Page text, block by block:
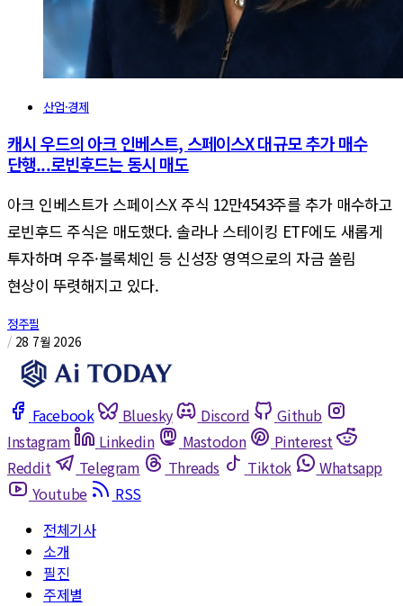
산업·경제
캐시 우드의 아크 인베스트, 스페이스X 대규모 추가 매수
단행...로빈후드는 동시 매도
아크 인베스트가 스페이스X 주식 12만4543주를 추가 매수하고
로빈후드 주식은 매도했다. 솔라나 스테이킹 ETF에도 새롭게
투자하며 우주·블록체인 등 신성장 영역으로의 자금 쏠림
현상이 뚜렷해지고 있다.
정주필
/ 28 7월 2026
Facebook Bluesky Discord
Github
Instagram
Linkedin Mastodon
Pinterest
Reddit
Telegram Threads Tiktok
Whatsapp
Youtube
RSS
전체기사
소개
필진
주제별